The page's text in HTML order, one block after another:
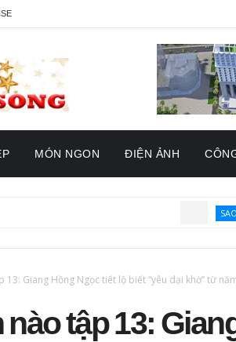
MÓN NGON ĐIỆN ẢNH
Giải
13: Giang Hồng Ngọc tiết lộ biết “yêu dại khờ” từ
tập 13: